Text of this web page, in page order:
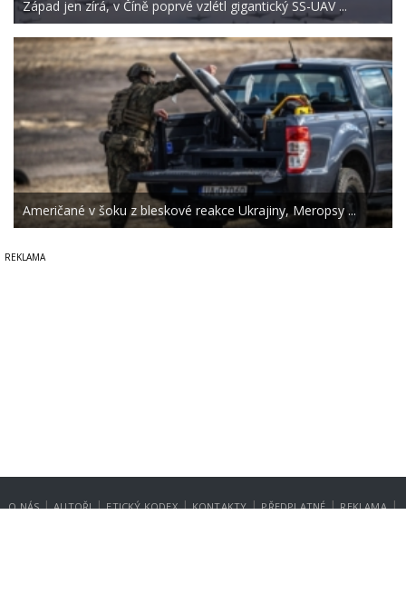
Západ jen zírá, v Číně poprvé vzlétl gigantický SS-UAV ...
Američané v šoku z bleskové reakce Ukrajiny, Meropsy ...
O NÁS | AUTOŘI | ETICKÝ KODEX | KONTAKTY | PŘEDPLATNÉ | REKLAMA |